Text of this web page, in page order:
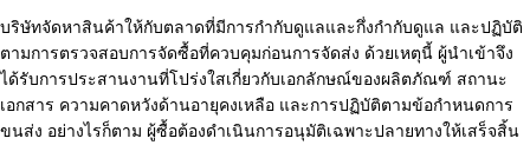
บริษัทจัดหาสินค้าให้กับตลาดที่มีการกำกับดูแลและกึ่งกำกับดูแล และปฏิบัติ
ตามการตรวจสอบการจัดซื้อที่ควบคุมก่อนการจัดส่ง ด้วยเหตุนี้ ผู้นำเข้าจึง
ได้รับการประสานงานที่โปร่งใสเกี่ยวกับเอกลักษณ์ของผลิตภัณฑ์ สถานะ
เอกสาร ความคาดหวังด้านอายุคงเหลือ และการปฏิบัติตามข้อกำหนดการ
ขนส่ง อย่างไรก็ตาม ผู้ซื้อต้องดำเนินการอนุมัติเฉพาะปลายทางให้เสร็จสิ้น